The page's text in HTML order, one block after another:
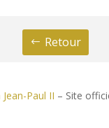
Retour
Paul II – Site